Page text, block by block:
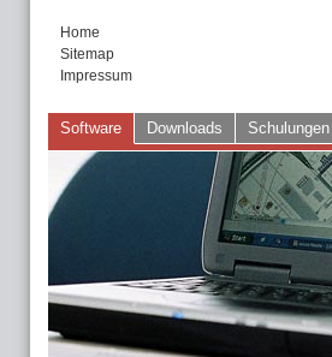
Home
Sitemap
Impressum
Software Downloads Schulungen